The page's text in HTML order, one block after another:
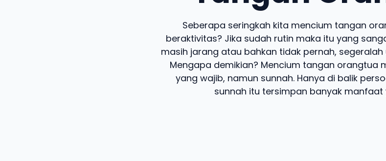
Seberapa seringkah kita mencium tangan
beraktivitas? Jika sudah rutin maka itu yang
masih jarang atau bahkan tidak pernah,
Mengapa demikian? Mencium tangan orangtua
yang wajib, namun sunnah. Hanya di balik
sunnah itu tersimpan banyak manfaat